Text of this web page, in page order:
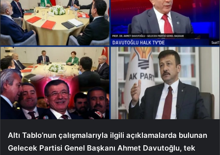
Altı Tablo’nun çalışmalarıyla ilgili açıklamalarda bulunan
Gelecek Partisi Genel Başkanı Ahmet Davutoğlu, tek